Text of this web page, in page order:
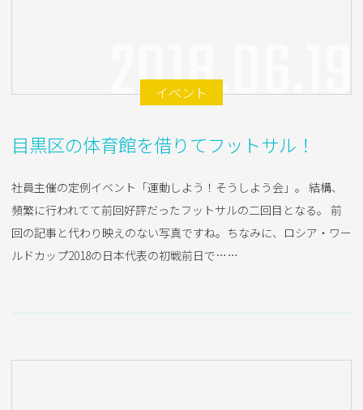
2018.06.19
イベント
目黒区の体育館を借りてフットサル！
社員主催の定例イベント「運動しよう！そうしよう会」。 結構、
頻繁に行われてて前回好評だったフットサルの二回目となる。 前
回の記事と代わり映えのない写真ですね。ちなみに、ロシア・ワー
ルドカップ2018の日本代表の初戦前日で……